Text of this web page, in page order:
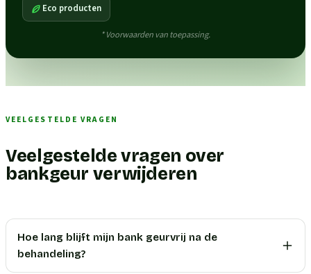
Eco producten
* Voorwaarden van toepassing.
VEELGESTELDE VRAGEN
Veelgestelde vragen over
bankgeur verwijderen
Hoe lang blijft mijn bank geurvrij na de
behandeling?